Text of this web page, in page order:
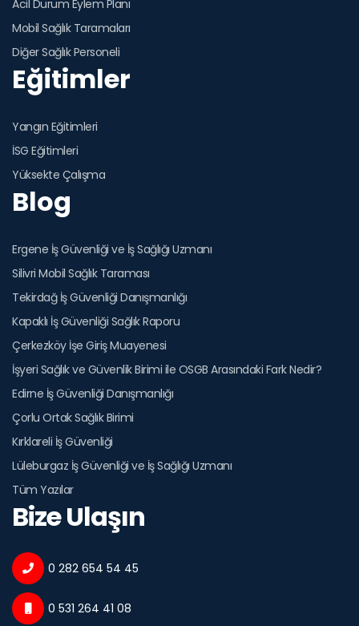
Acil Durum Eylem Planı
Mobil Sağlık Taramaları
Diğer Sağlık Personeli
Eğitimler
Yangın Eğitimleri
İSG Eğitimleri
Yüksekte Çalışma
Blog
Ergene İş Güvenliği ve İş Sağlığı Uzmanı
Silivri Mobil Sağlık Taraması
Tekirdağ İş Güvenliği Danışmanlığı
Kapaklı İş Güvenliği Sağlık Raporu
Çerkezköy İşe Giriş Muayenesi
İşyeri Sağlık ve Güvenlik Birimi ile OSGB Arasındaki Fark Nedir?
Edirne İş Güvenliği Danışmanlığı
Çorlu Ortak Sağlık Birimi
Kırklareli İş Güvenliği
Lüleburgaz İş Güvenliği ve İş Sağlığı Uzmanı
Tüm Yazılar
Bize Ulaşın
0 282 654 54 45
0 531 264 41 08